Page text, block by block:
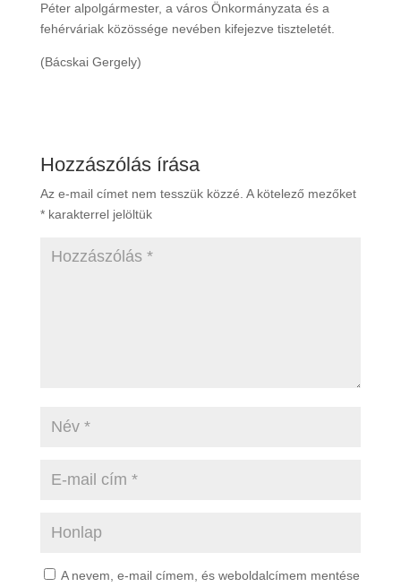
Péter alpolgármester, a város Önkormányzata és a
fehérváriak közössége nevében kifejezve tiszteletét.
(Bácskai Gergely)
Hozzászólás írása
Az e-mail címet nem tesszük közzé. A kötelező mezőket
*karakterrel jelöltük
A nevem, e-mail címem, és weboldalcímem mentése